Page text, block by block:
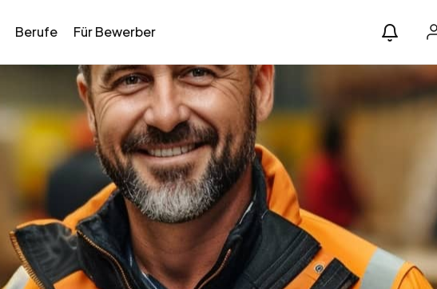
Berufe Für Bewerber